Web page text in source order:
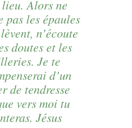
Alors ne
pas les épaules
n’écoute
doutes et les
Je te
d’un
de tendresse
vers moi tu
Jésus